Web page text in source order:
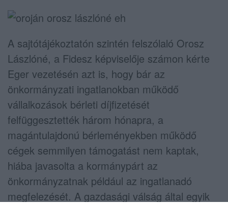
A sajtótájékoztatón szintén felszólaló Orosz
Lászlóné, a Fidesz képviselője számon kérte
Eger vezetésén azt is, hogy bár az
önkormányzati ingatlanokban működő
vállalkozások bérleti díjfizetését
felfüggesztették három hónapra, a
magántulajdonú bérleményekben működő
cégek semmilyen támogatást nem kaptak,
hiába javasolta a kormánypárt az
önkormányzatnak például az ingatlanadó
megfelezését. A gazdasági válság által egyik